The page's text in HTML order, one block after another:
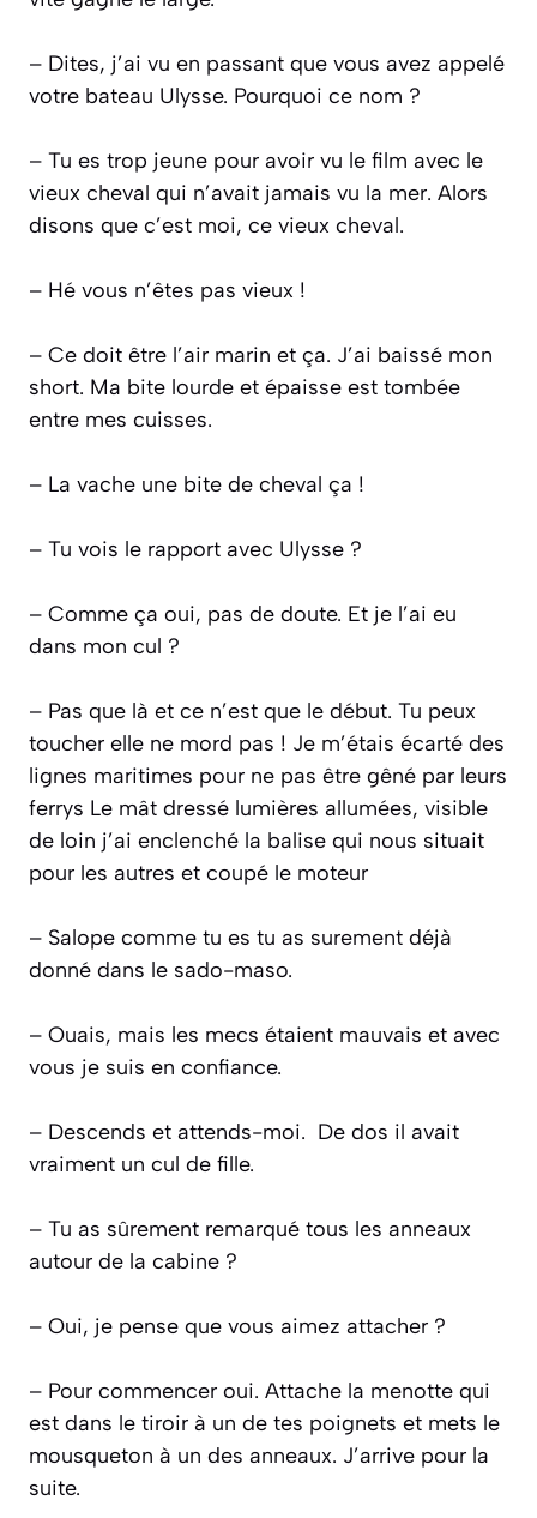
– Dites, j’ai vu en passant que vous avez appelé
votre bateau Ulysse. Pourquoi ce nom ?
– Tu es trop jeune pour avoir vu le film avec le
vieux cheval qui n’avait jamais vu la mer. Alors
disons que c’est moi, ce vieux cheval.
– Hé vous n’êtes pas vieux !
– Ce doit être l’air marin et ça. J’ai baissé mon
short. Ma bite lourde et épaisse est tombée
entre mes cuisses.
– La vache une bite de cheval ça !
– Tu vois le rapport avec Ulysse ?
– Comme ça oui, pas de doute. Et je l’ai eu
dans mon cul ?
– Pas que là et ce n’est que le début. Tu peux
toucher elle ne mord pas ! Je m’étais écarté des
lignes maritimes pour ne pas être gêné par leurs
ferrys Le mât dressé lumières allumées, visible
de loin j’ai enclenché la balise qui nous situait
pour les autres et coupé le moteur
– Salope comme tu es tu as surement déjà
donné dans le sado-maso.
– Ouais, mais les mecs étaient mauvais et avec
vous je suis en confiance.
– Descends et attends-moi. De dos il avait
vraiment un cul de fille.
– Tu as sûrement remarqué tous les anneaux
autour de la cabine ?
– Oui, je pense que vous aimez attacher ?
– Pour commencer oui. Attache la menotte qui
est dans le tiroir à un de tes poignets et mets le
mousqueton à un des anneaux. J’arrive pour la
suite.